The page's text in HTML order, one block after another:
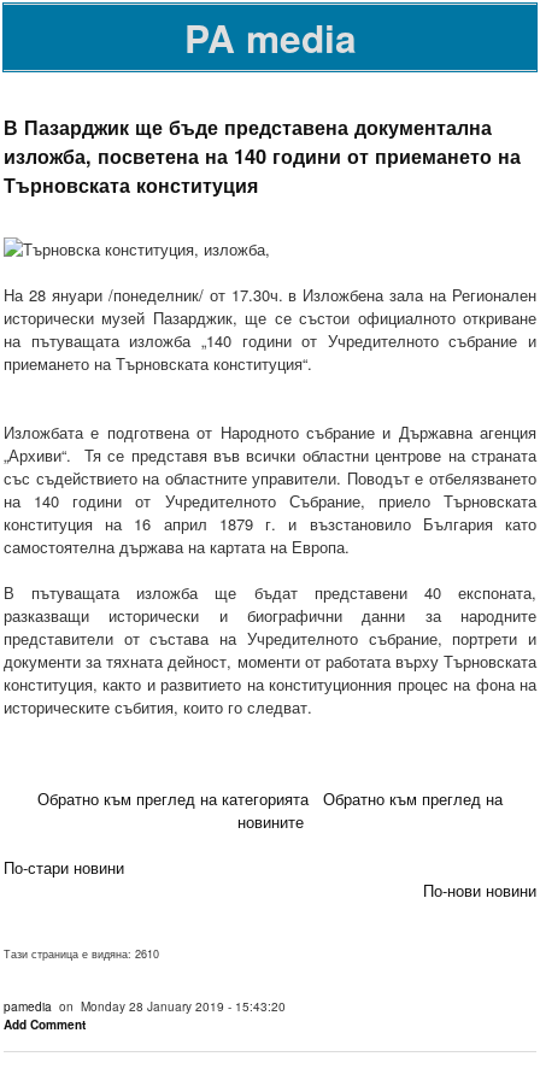
PA media
В Пазарджик ще бъде представена документална
изложба, посветена на 140 години от приемането на
Търновската конституция
На 28 януари /понеделник/ от 17.30ч. в Изложбена зала на Регионален
исторически музей Пазарджик, ще се състои официалното откриване
на пътуващата изложба „140 години от Учредителното събрание и
приемането на Търновската конституция“.
Изложбата е подготвена от Народното събрание и Държавна агенция
„Архиви“. Тя се представя във всички областни центрове на страната
със съдействието на областните управители. Поводът е отбелязването
на 140 години от Учредителното Събрание, приело Търновската
конституция на 16 април 1879 г. и възстановило България като
самостоятелна държава на картата на Европа.
В пътуващата изложба ще бъдат представени 40 експоната,
разказващи исторически и биографични данни за народните
представители от състава на Учредителното събрание, портрети и
документи за тяхната дейност, моменти от работата върху Търновската
конституция, както и развитието на конституционния процес на фона на
историческите събития, които го следват.
Обратно към преглед на категорията
Обратно към преглед на
новините
По-стари новини
По-нови новини
Тази страница е видяна: 2610
pamedia on Monday 28 January 2019 - 15:43:20
Add Comment